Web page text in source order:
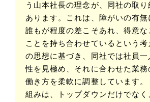
う山本社長の理念が、同社の取り
あります。これは、障がいの有無
誰もが程度の差こそあれ、得意な
ことを持ち合わせているという考
の思想に基づき、同社では社員一
性を見極め、それに合わせた業務
働き方を柔軟に調整しています。
組みは、トップダウンだけでなく